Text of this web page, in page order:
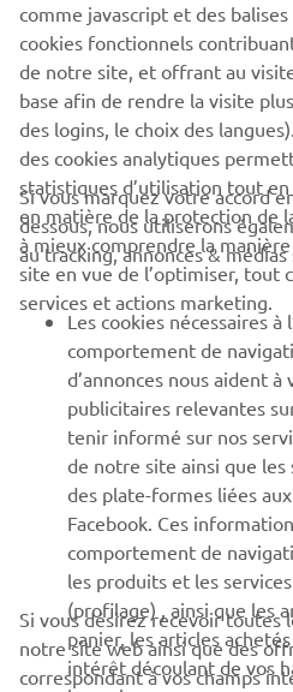
MORE
CORPORATE
BUSINESS
PLUS YAMAHA
SUPPORT
NEWSLETTER
Découvrez en exclusivité les
spéciaux, les nouveautés et bien
comme javascript et des
cookies fonctionnels
de notre site, et offrant au
base afin de rendre la visite
des logins, le choix des
des cookies analytiques
statistiques d’utilisation tout
en matière de la protection de
à mieux comprendre la
site en vue de l’optimiser, tout
services et actions marketing.
Si vous marquez votre accord
dessous, nous utiliserons
au tracking, annonces & médias
Les cookies nécessaires à
comportement de
d’annonces nous aident
publicitaires relevantes
tenir informé sur nos
de notre site ainsi que
des plate-formes liées
Facebook. Ces
comportement de
les produits et les
(profilage) , ainsi que les
panier, les articles
intérêt découlant de vos
Si vous désirez recevoir toutes
notre site web ainsi que des
correspondant à vos champs